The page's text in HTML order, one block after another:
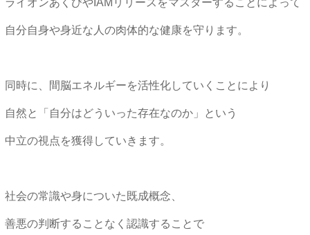
ライオンあくびやIAMリリースをマスターすることによって
自分自身や身近な人の肉体的な健康を守ります。
同時に、間脳エネルギーを活性化していくことにより
自然と「自分はどういった存在なのか」という
中立の視点を獲得していきます。
社会の常識や身についた既成概念、
善悪の判断することなく認識することで